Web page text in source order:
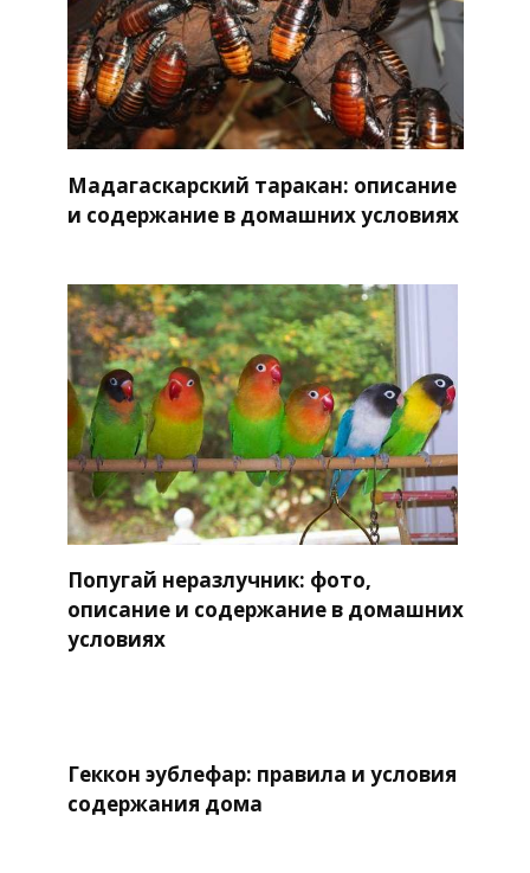
Мадагаскарский таракан: описание
и содержание в домашних условиях
Попугай неразлучник: фото,
описание и содержание в домашних
условиях
Геккон эублефар: правила и условия
содержания дома